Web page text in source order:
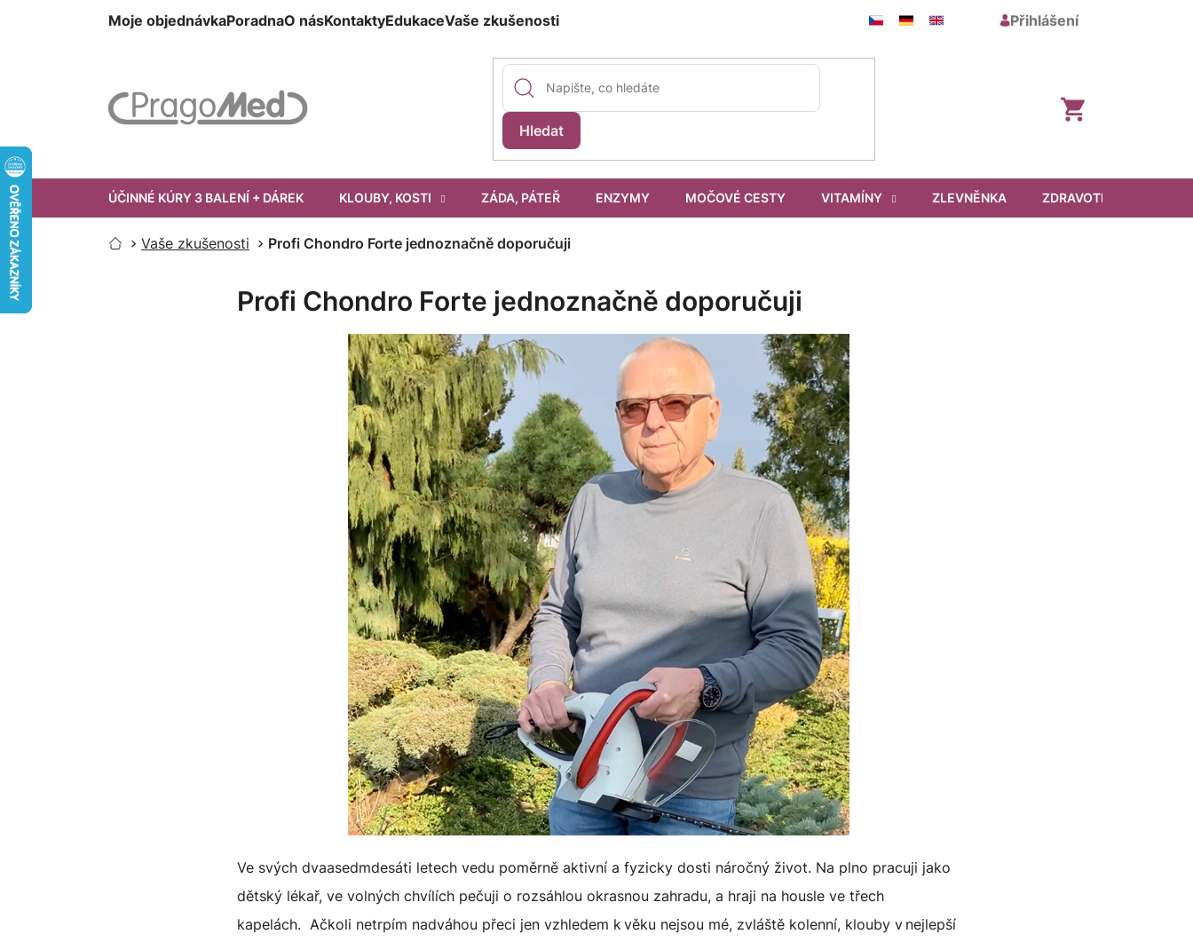
Moje objednávkaPoradnaO násKontaktyEdukaceVaše zkušenosti Přihlášení
Hledat
Nákupní
ÚČINNÉ KÚRY 3 BALENÍ + DÁREK KLOUBY, KOSTI ZÁDA, PÁTEŘ ENZYMY MOČOVÉ CESTY VITAMÍNY ZLEVNĚNKA ZDRAVOTNICKÉ
DomůVaše zkušenosti Profi Chondro Forte jednoznačně doporučuji
Profi Chondro Forte jednoznačně doporučuji
Ve svých dvaasedmdesáti letech vedu poměrně aktivní a fyzicky dosti náročný život. Na plno pracuji jako
dětský lékař, ve volných chvílích pečuji o rozsáhlou okrasnou zahradu, a hraji na housle ve třech
kapelách. Ačkoli netrpím nadváhou přeci jen vzhledem k věku nejsou mé, zvláště kolenní, klouby v nejlepší